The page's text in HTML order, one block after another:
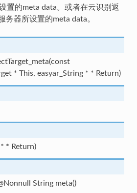
置的meta data。或者在云识别返
务器所设置的meta data。
* This, easyar_String * * Return)
* Return)
String meta()